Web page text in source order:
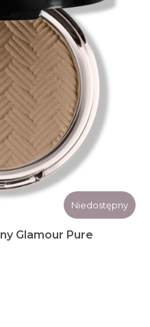
Niedostępny
Glamour Pure